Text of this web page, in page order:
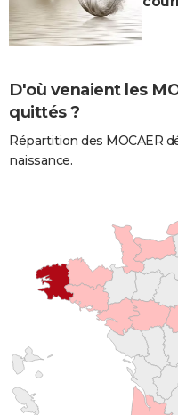
D'où venaient les
quittés ?
Répartition des MOCAER
naissance.